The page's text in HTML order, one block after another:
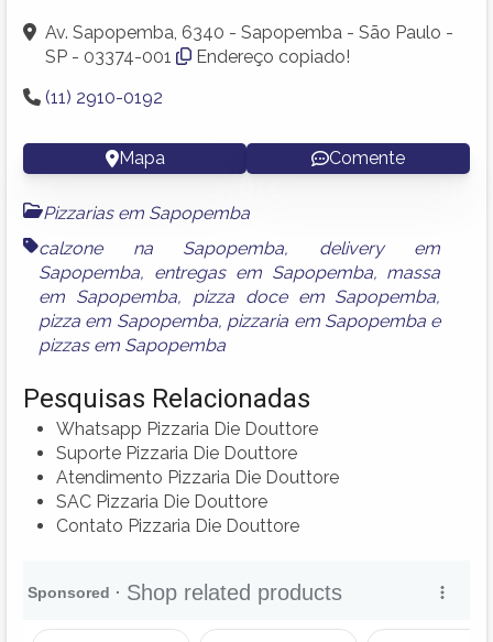
Av. Sapopemba, 6340 - Sapopemba - São Paulo -
SP - 03374-001
Endereço copiado!
(11) 2910-0192
Mapa Comente
Pizzarias em Sapopemba
calzone na Sapopemba, delivery em
Sapopemba, entregas em Sapopemba, massa
em Sapopemba, pizza doce em Sapopemba,
pizza em Sapopemba, pizzaria em Sapopemba e
pizzas em Sapopemba
Pesquisas Relacionadas
Whatsapp Pizzaria Die Douttore
Suporte Pizzaria Die Douttore
Atendimento Pizzaria Die Douttore
SAC Pizzaria Die Douttore
Contato Pizzaria Die Douttore